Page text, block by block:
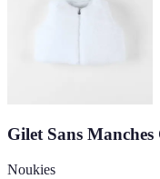
Gilet Sans
Noukies